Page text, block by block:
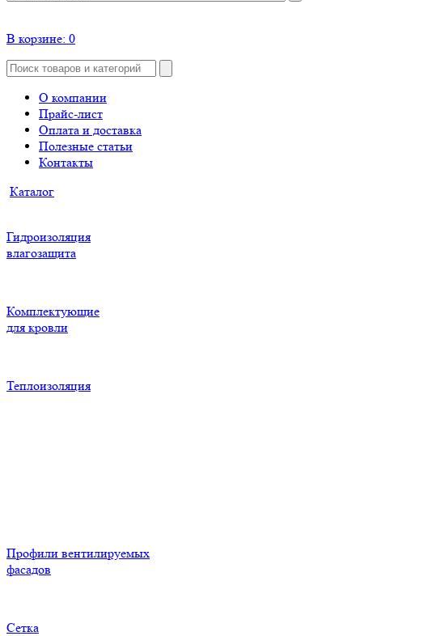
В корзине: 0
О компании
Прайс-лист
Оплата и доставка
Полезные статьи
Контакты
Каталог
Гидроизоляция
влагозащита
Комплектующие
для кровли
Теплоизоляция
Профили вентилируемых
фасадов
Сетка